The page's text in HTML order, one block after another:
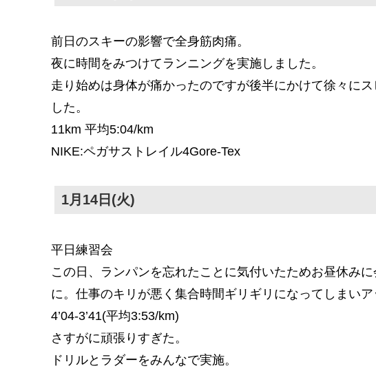
前日のスキーの影響で全身筋肉痛。
夜に時間をみつけてランニングを実施しました。
走り始めは身体が痛かったのですが後半にかけて徐々に
した。
11km 平均5:04/km
NIKE:ペガサストレイル4Gore-Tex
1月14日(火)
平日練習会
この日、ランパンを忘れたことに気付いたためお昼休み
に。仕事のキリが悪く集合時間ギリギリになってしまいア
4’04-3’41(平均3:53/km)
さすがに頑張りすぎた。
ドリルとラダーをみんなで実施。